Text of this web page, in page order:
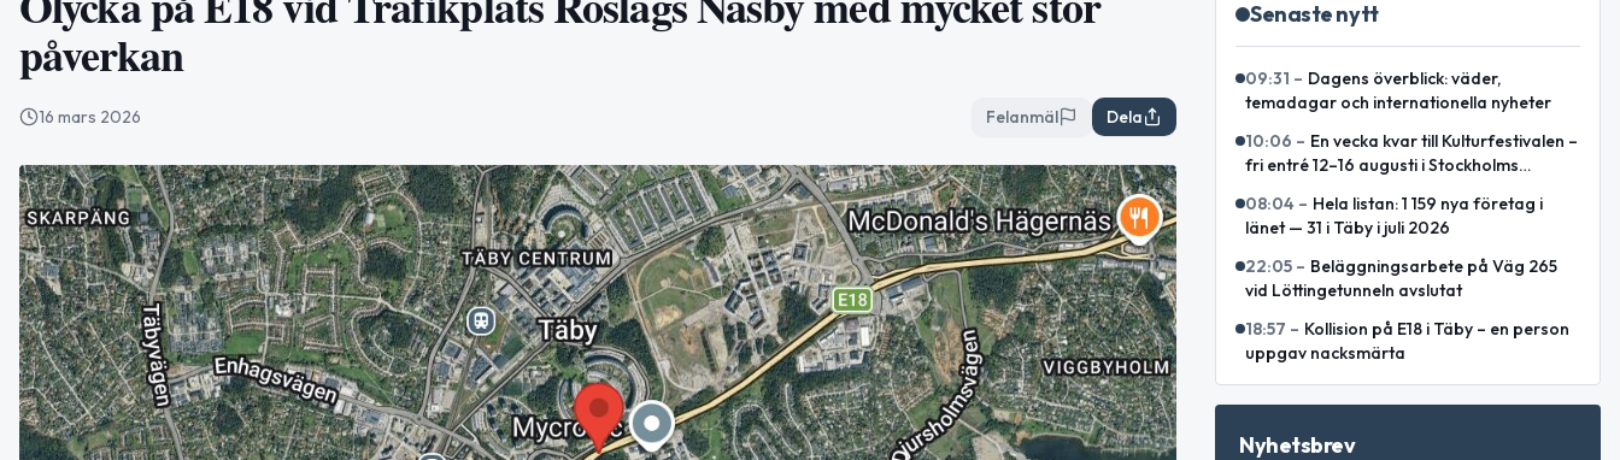
påverkan
16 mars 2026 Felanmäl Dela
Senaste nytt
09:31 – Dagens överblick: väder,
temadagar och internationella nyheter
10:06 – En vecka kvar till Kulturfestivalen –
fri entré 12–16 augusti i Stockholms
08:04 – Hela listan: 1 159 nya företag i
länet — 31 i Täby i juli 2026
22:05 – Beläggningsarbete på Väg 265
vid Löttingetunneln avslutat
18:57 – Kollision på E18 i Täby – en person
uppgav nacksmärta
Nyhetsbrev